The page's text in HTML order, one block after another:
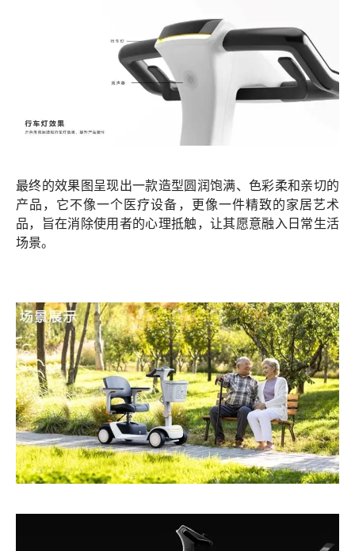
最终的效果图呈现出一款造型圆润饱满、色彩柔和亲切的
产品，它不像一个医疗设备，更像一件精致的家居艺术
品，旨在消除使用者的心理抵触，让其愿意融入日常生活
场景。